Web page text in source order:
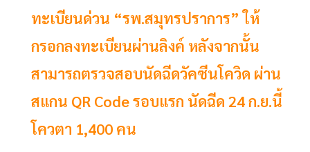
ทะเบียนด่วน “รพ.สมุทรปราการ” ให้
กรอกลงทะเบียนผ่านลิงค์ หลังจากนั้น
สามารถตรวจสอบนัดฉีดวัคซีนโควิด ผ่าน
สแกน QR Code รอบแรก นัดฉีด 24 ก.ย.นี้
โควตา 1,400 คน